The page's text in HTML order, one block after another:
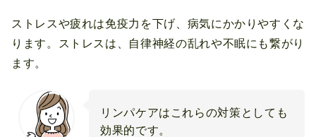
ストレスや疲れは免疫力を下げ、病気にかかりやすくな
ります。ストレスは、自律神経の乱れや不眠にも繋がり
ます。
リンパケアはこれらの対策としても
効果的です。